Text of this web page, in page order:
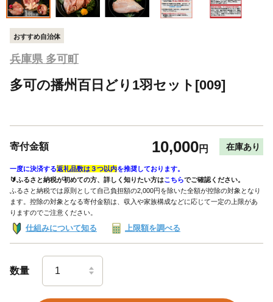
おすすめ自治体
兵庫県 多可町
多可の播州百日どり1羽セット[009]
寄付金額 10,000円 在庫あり
一度に決済する返礼品数は３つ以内を推奨しております。
🔰ふるさと納税が初めての方、詳しく知りたい方はこちらでご確認ください。
ふるさと納税では原則として自己負担額の2,000円を除いた全額が控除の対象となり
ます。控除の対象となる寄付金額は、収入や家族構成などに応じて一定の上限があ
りますのでご注意ください。
仕組みについて知る 上限額を調べる
数量